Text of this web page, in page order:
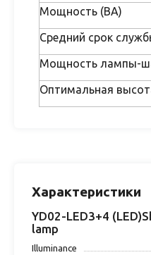
Мощность (ВА)
Средний срок
Мощность лампы-
Оптимальная
Характеристики
YD02-LED3+4
lamp
Illuminance